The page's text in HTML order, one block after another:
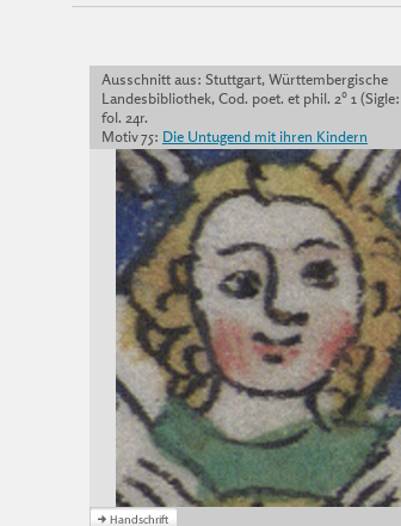
Ausschnitt aus: Stuttgart, Württembergische
Landesbibliothek, Cod. poet. et phil. 2° 1
fol. 24r.
Motiv 75: Die Untugend mit ihren Kindern